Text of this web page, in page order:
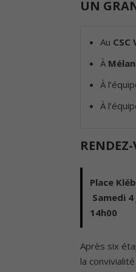
UN
Au
À
À
À
Place
Samedi
14h00
Après six
la